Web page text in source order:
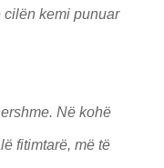
cilën kemi punuar
Në kohë
fitimtarë, më të